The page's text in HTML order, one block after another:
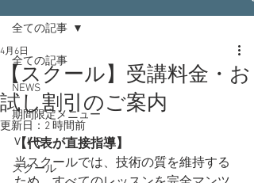
全ての記事
NEWS
期間限定メニュー
ＶＩＰ
スクール
全ての記事
【スクール】受講料金・お
試し割引のご案内
4月6日
更新日： 2 時間前
【代表が直接指導】
当スクールでは、技術の質を維持する